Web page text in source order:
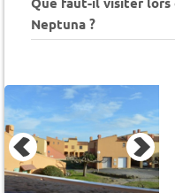
Neptuna ?